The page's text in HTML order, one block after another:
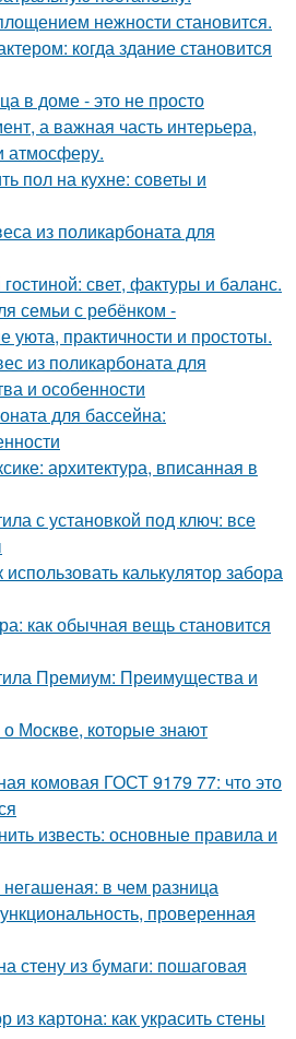
нежности становится.
когда здание становится
в доме - это не просто
а важная часть интерьера,
атмосферу.
пол на кухне: советы и
из поликарбоната для
свет, фактуры и баланс.
семьи с ребёнком -
уюта, практичности и простоты.
из поликарбоната для
и особенности
для бассейна:
архитектура, вписанная в
с установкой под ключ: все
калькулятор забора
как обычная вещь становится
Премиум: Преимущества и
Москве, которые знают
комовая ГОСТ 9179 77: что это
известь: основные правила и
в чем разница
проверенная
стену из бумаги: пошаговая
картона: как украсить стены